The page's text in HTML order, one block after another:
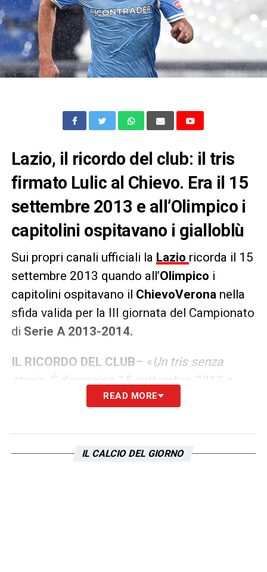
Lazio, il ricordo del club: il tris
firmato Lulic al Chievo. Era il 15
settembre 2013 e all’Olimpico i
capitolini ospitavano i gialloblù
Sui propri canali ufficiali la Lazio ricorda il 15
settembre 2013 quando all’Olimpico i
capitolini ospitavano il ChievoVeronanella
sfida valida per la III giornata del Campionato
di Serie A 2013-2014.
IL RICORDO DEL CLUB– «Un tris senza
storia. È domenica 15 settembre 2013 e
all’Olimpico la Lazio il ChievoVerona nella
Campionato di Serie A 2013-2014. Gara
subito in discesa, grazie al gol di Candreva
READ MORE
IL CALCIO DEL GIORNO